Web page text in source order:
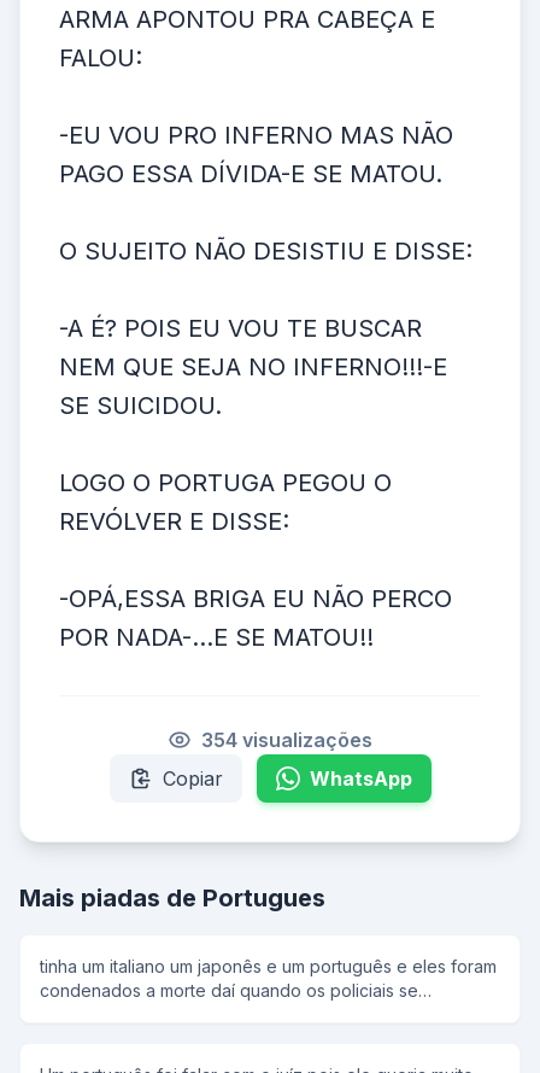
ARMA APONTOU PRA CABEÇA E
FALOU:
-EU VOU PRO INFERNO MAS NÃO
PAGO ESSA DÍVIDA-E SE MATOU.
O SUJEITO NÃO DESISTIU E DISSE:
-A É? POIS EU VOU TE BUSCAR
NEM QUE SEJA NO INFERNO!!!-E
SE SUICIDOU.
LOGO O PORTUGA PEGOU O
REVÓLVER E DISSE:
-OPÁ,ESSA BRIGA EU NÃO PERCO
POR NADA-...E SE MATOU!!
354 visualizações
Copiar
WhatsApp
Mais piadas de Portugues
tinha um italiano um japonês e um português e eles foram
condenados a morte daí quando os policiais se